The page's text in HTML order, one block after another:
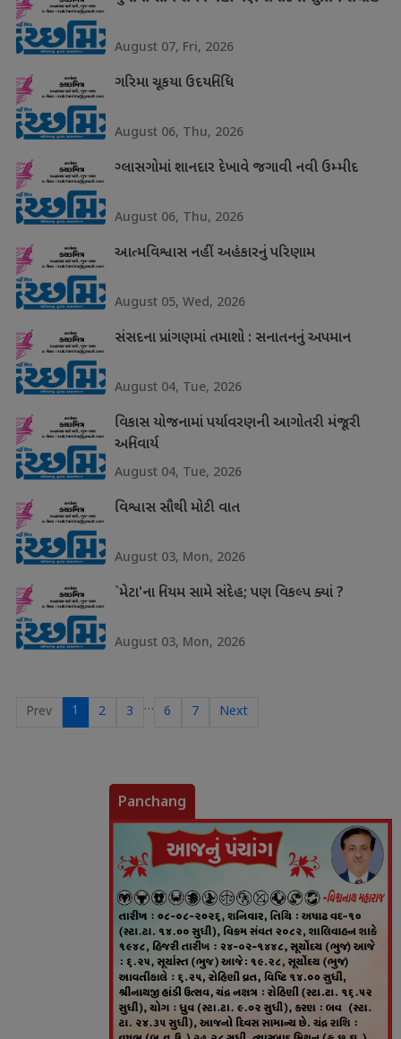
August 07, Fri, 2026
ગરિમા ચૂકયા ઉદયનિધિ
August 06, Thu, 2026
ગ્લાસગોમાં શાનદાર દેખાવે જગાવી નવી ઉમ્મીદ
August 06, Thu, 2026
આત્મવિશ્વાસ નહીં અહંકારનું પરિણામ
August 05, Wed, 2026
સંસદના પ્રાંગણમાં તમાશો : સનાતનનું અપમાન
August 04, Tue, 2026
વિકાસ યોજનામાં પર્યાવરણની આગોતરી મંજૂરી
અનિવાર્ય
August 04, Tue, 2026
વિશ્વાસ સૌથી મોટી વાત
August 03, Mon, 2026
`મેટા'ના નિયમ સામે સંદેહ; પણ વિકલ્પ ક્યાં ?
August 03, Mon, 2026
Prev 1 2 3 … 6 7 Next
Panchang